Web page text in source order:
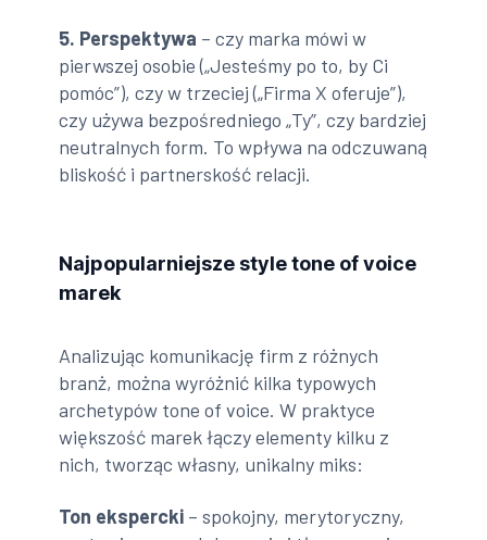
5. Perspektywa – czy marka mówi w
pierwszej osobie („Jesteśmy po to, by Ci
pomóc”), czy w trzeciej („Firma X oferuje”),
czy używa bezpośredniego „Ty”, czy bardziej
neutralnych form. To wpływa na odczuwaną
bliskość i partnerskość relacji.
Najpopularniejsze style tone of voice
marek
Analizując komunikację firm z różnych
branż, można wyróżnić kilka typowych
archetypów tone of voice. W praktyce
większość marek łączy elementy kilku z
nich, tworząc własny, unikalny miks:
Ton ekspercki – spokojny, merytoryczny,